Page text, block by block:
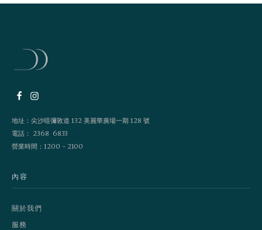
地址：尖沙咀彌敦道 132 美麗華廣場一期 128 號
電話： 2368 6833
營業時間：1200 - 2100
內容
關於我們
服務